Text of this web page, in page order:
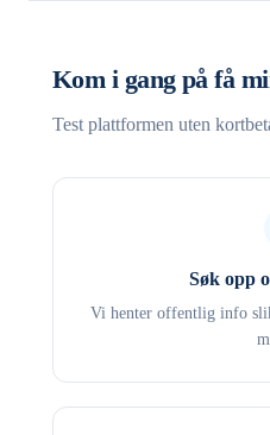
Kom i gang på få
Test plattformen uten
Søk opp
Vi henter offentlig info